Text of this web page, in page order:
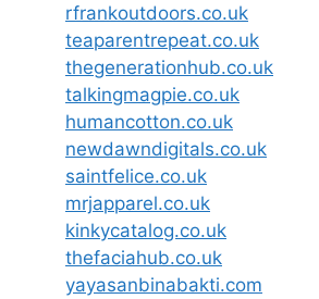
rfrankoutdoors.co.uk
teaparentrepeat.co.uk
thegenerationhub.co.uk
talkingmagpie.co.uk
humancotton.co.uk
newdawndigitals.co.uk
saintfelice.co.uk
mrjapparel.co.uk
kinkycatalog.co.uk
thefaciahub.co.uk
yayasanbinabakti.com